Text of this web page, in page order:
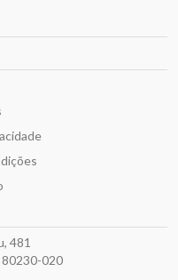
481
80230-020